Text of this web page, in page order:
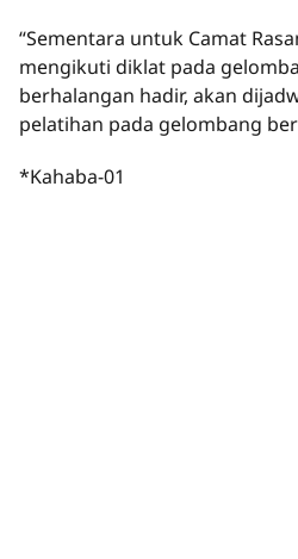
“Sementara untuk Camat
mengikuti diklat pada
berhalangan hadir, akan
pelatihan pada gelombang
*Kahaba-01